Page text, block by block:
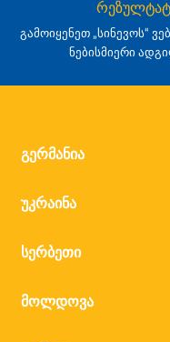
გამოიყენეთ „სინევოს“
ნებისმიერი
გერმანია
უკრაინა
სერბეთი
მოლდოვა